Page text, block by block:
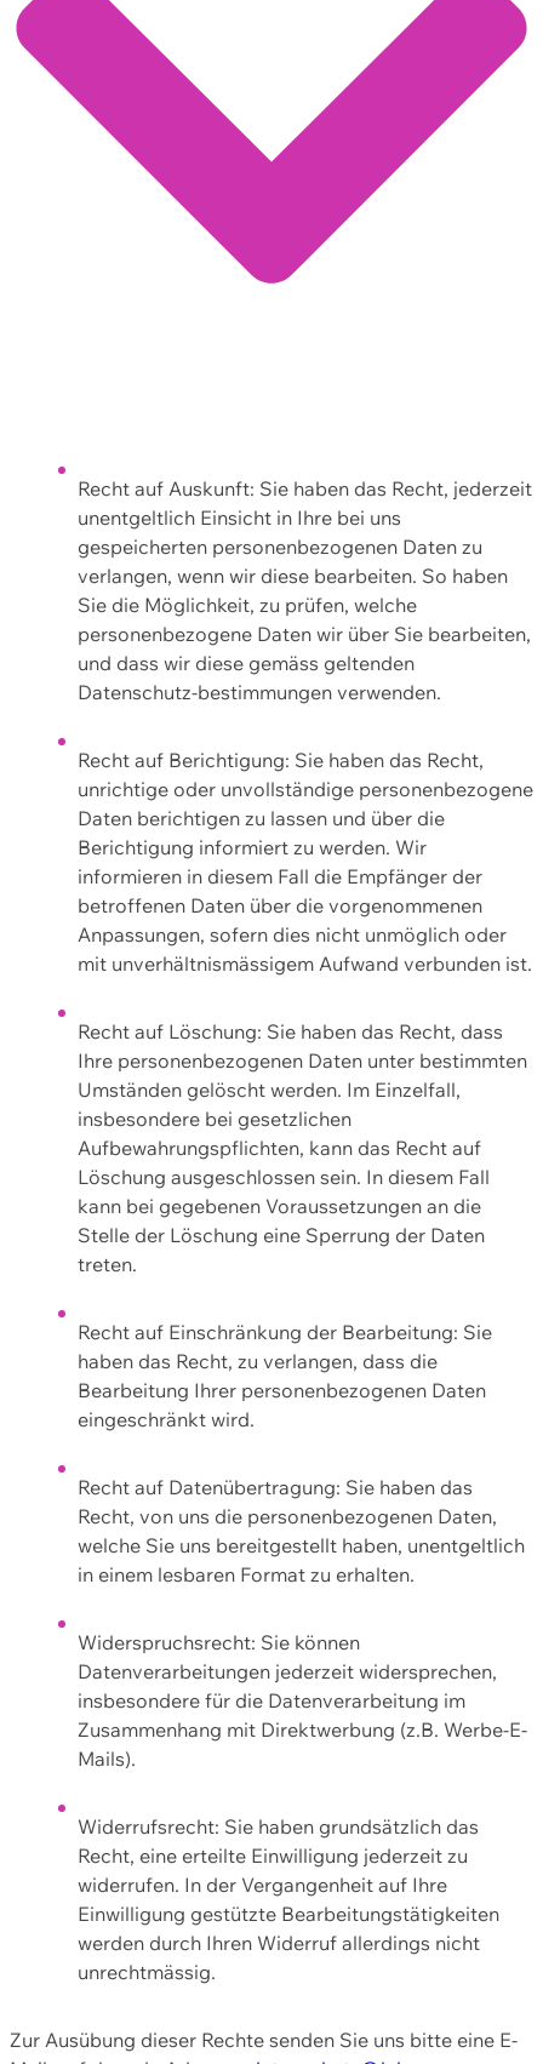
Recht auf Auskunft: Sie haben das Recht, jederzeit
unentgeltlich Einsicht in Ihre bei uns
gespeicherten personenbezogenen Daten zu
verlangen, wenn wir diese bearbeiten. So haben
Sie die Möglichkeit, zu prüfen, welche
personenbezogene Daten wir über Sie bearbeiten,
und dass wir diese gemäss geltenden
Datenschutz-bestimmungen verwenden.
Recht auf Berichtigung: Sie haben das Recht,
unrichtige oder unvollständige personenbezogene
Daten berichtigen zu lassen und über die
Berichtigung informiert zu werden. Wir
informieren in diesem Fall die Empfänger der
betroffenen Daten über die vorgenommenen
Anpassungen, sofern dies nicht unmöglich oder
mit unverhältnismässigem Aufwand verbunden ist.
Recht auf Löschung: Sie haben das Recht, dass
Ihre personenbezogenen Daten unter bestimmten
Umständen gelöscht werden. Im Einzelfall,
insbesondere bei gesetzlichen
Aufbewahrungspflichten, kann das Recht auf
Löschung ausgeschlossen sein. In diesem Fall
kann bei gegebenen Voraussetzungen an die
Stelle der Löschung eine Sperrung der Daten
treten.
Recht auf Einschränkung der Bearbeitung: Sie
haben das Recht, zu verlangen, dass die
Bearbeitung Ihrer personenbezogenen Daten
eingeschränkt wird.
Recht auf Datenübertragung: Sie haben das
Recht, von uns die personenbezogenen Daten,
welche Sie uns bereitgestellt haben, unentgeltlich
in einem lesbaren Format zu erhalten.
Widerspruchsrecht: Sie können
Datenverarbeitungen jederzeit widersprechen,
insbesondere für die Datenverarbeitung im
Zusammenhang mit Direktwerbung (z.B. Werbe-E-
Mails).
Widerrufsrecht: Sie haben grundsätzlich das
Recht, eine erteilte Einwilligung jederzeit zu
widerrufen. In der Vergangenheit auf Ihre
Einwilligung gestützte Bearbeitungstätigkeiten
werden durch Ihren Widerruf allerdings nicht
unrechtmässig.
Zur Ausübung dieser Rechte senden Sie uns bitte eine E-